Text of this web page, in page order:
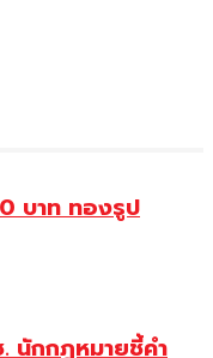
บาท ทองรูป
นักกฎหมายชี้คำ